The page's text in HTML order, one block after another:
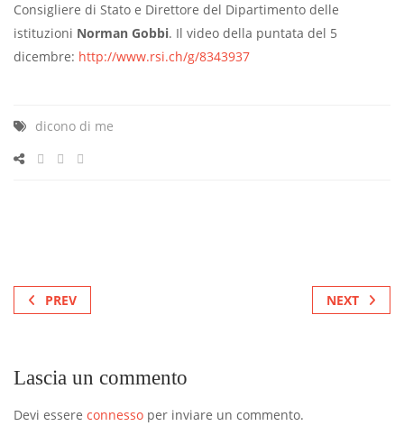
Consigliere di Stato e Direttore del Dipartimento delle
istituzioni Norman Gobbi. Il video della puntata del 5
dicembre: http://www.rsi.ch/g/8343937
dicono di me
PREV NEXT
Lascia un commento
Devi essere connesso per inviare un commento.